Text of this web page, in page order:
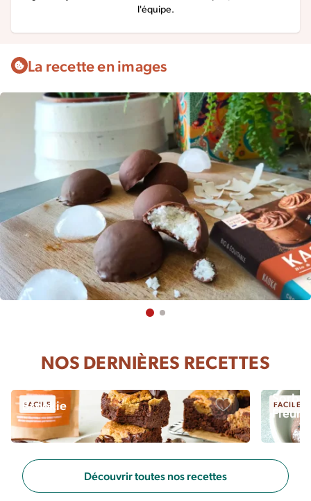
l'équipe.
La recette en images
NOS DERNIÈRES RECETTES
FACILE
Brookie Sauvegarder
FACILE
Fleur
Découvrir toutes nos recettes